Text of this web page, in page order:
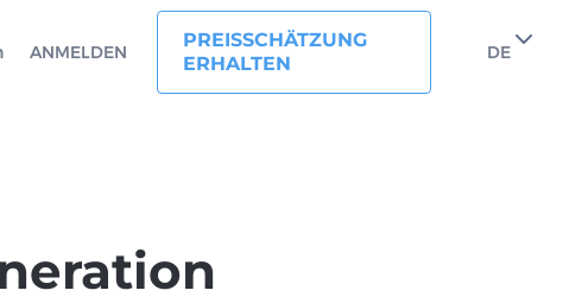
ANMELDEN
PREISSCHÄTZUNG
ERHALTEN
DE